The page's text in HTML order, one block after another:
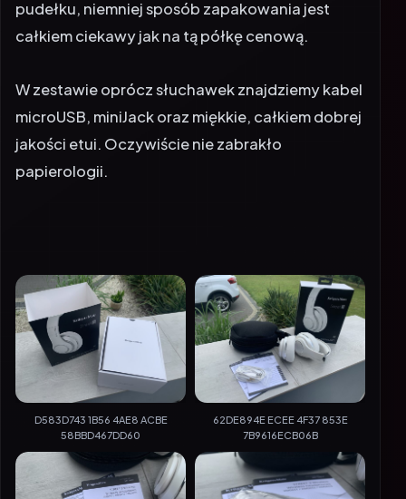
pudełku, niemniej sposób zapakowania jest
całkiem ciekawy jak na tą półkę cenową.
W zestawie oprócz słuchawek znajdziemy kabel
microUSB, miniJack oraz miękkie, całkiem dobrej
jakości etui. Oczywiście nie zabrakło
papierologii.
D583D743 1B56 4AE8 ACBE
58BBD467DD60
62DE894E ECEE 4F37 853E
7B9616ECB06B